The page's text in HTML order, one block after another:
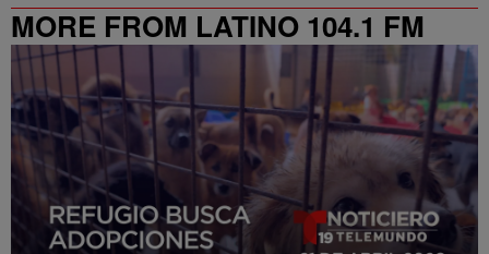
MORE FROM LATINO 104.1 FM